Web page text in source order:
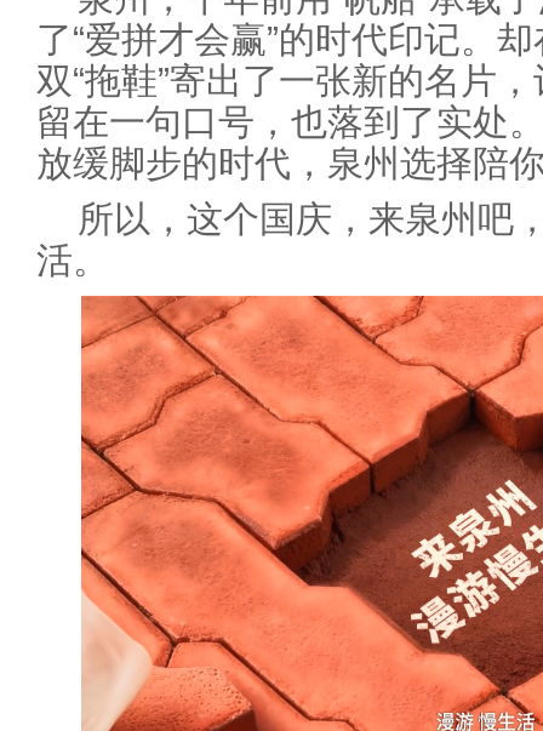
了“爱拼才会赢”的时代印记。
双“拖鞋”寄出了一张新的名片
留在一句口号，也落到了实处
放缓脚步的时代，泉州选择陪
所以，这个国庆，来泉州吧
活。